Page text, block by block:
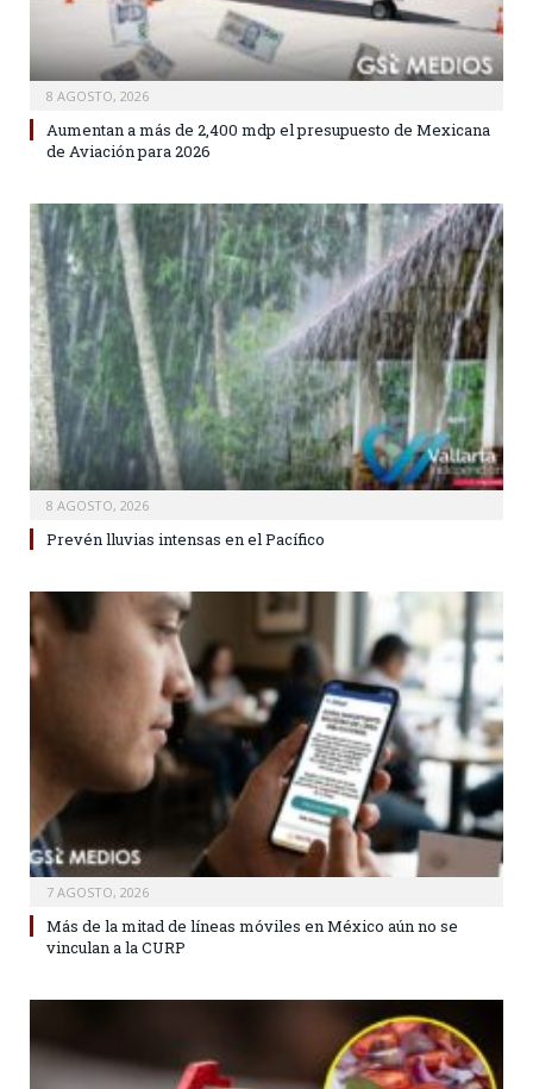
8 AGOSTO, 2026
Aumentan a más de 2,400 mdp el presupuesto de Mexicana
de Aviación para 2026
8 AGOSTO, 2026
Prevén lluvias intensas en el Pacífico
7 AGOSTO, 2026
Más de la mitad de líneas móviles en México aún no se
vinculan a la CURP